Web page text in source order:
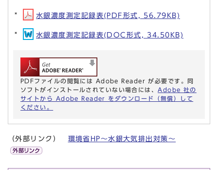
水銀濃度測定記録表(PDF形式, 56.79KB)
水銀濃度測定記録表(DOC形式, 34.50KB)
PDFファイルの閲覧には Adobe Reader が必要です。同
ソフトがインストールされていない場合には、 Adobe 社の
サイトから Adobe Reader をダウンロード（無償）して
ください。
（外部リンク） 環境省HP～水銀大気排出対策～